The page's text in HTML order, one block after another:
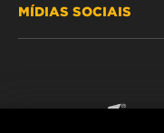
ONDE COMPRAR
CONTACTE NOS
MÍDIAS SOCIAIS